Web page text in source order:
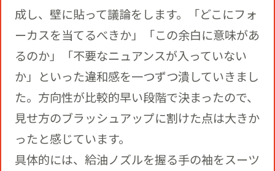
成し、壁に貼って議論をします。「どこにフォ
ーカスを当てるべきか」「この余白に意味があ
るのか」「不要なニュアンスが入っていない
か」といった違和感を一つずつ潰していきまし
た。方向性が比較的早い段階で決まったので、
見せ方のブラッシュアップに割けた点は大きか
ったと感じています。
具体的には、給油ノズルを握る手の袖をスーツ